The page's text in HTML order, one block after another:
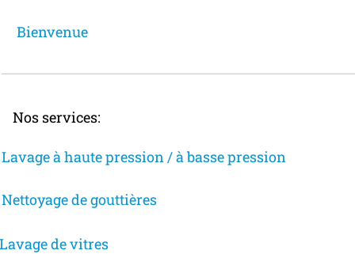
Bienven​ue
Nos services:
Lavage à haute pression​ / à basse pression
Nettoya​g​e de gouttières
Lavage de vitre​s